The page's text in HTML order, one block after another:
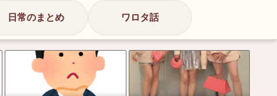
日常のまとめ ワロタ話